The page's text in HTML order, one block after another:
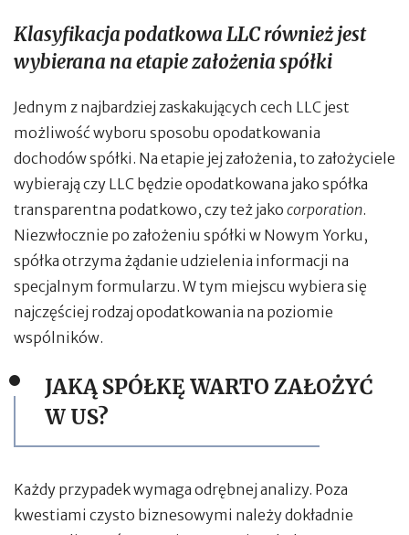
Klasyfikacja podatkowa LLC również jest
wybierana na etapie założenia spółki
Jednym z najbardziej zaskakujących cech LLC jest
możliwość wyboru sposobu opodatkowania
dochodów spółki. Na etapie jej założenia, to założyciele
wybierają czy LLC będzie opodatkowana jako spółka
transparentna podatkowo, czy też jako corporation.
Niezwłocznie po założeniu spółki w Nowym Yorku,
spółka otrzyma żądanie udzielenia informacji na
specjalnym formularzu. W tym miejscu wybiera się
najczęściej rodzaj opodatkowania na poziomie
wspólników.
JAKĄ SPÓŁKĘ WARTO ZAŁOŻYĆ
W US?
Każdy przypadek wymaga odrębnej analizy. Poza
kwestiami czysto biznesowymi należy dokładnie